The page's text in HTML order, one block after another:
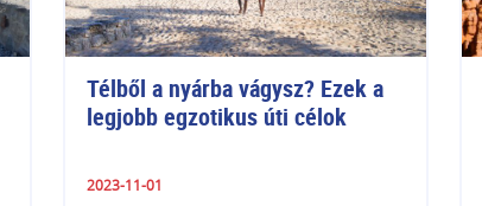
Télből a nyárba vágysz? Ezek a
legjobb egzotikus úti célok
2023-11-01